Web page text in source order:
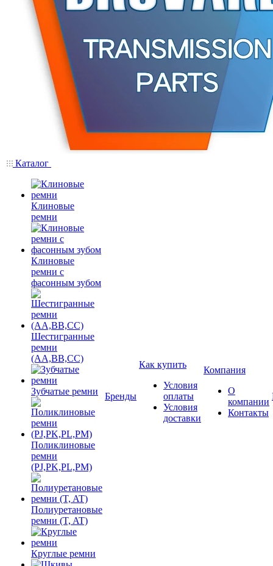
Каталог
Клиновые
ремни
Клиновые
ремни с
фасонным зубом
Шестигранные
ремни
(AA,BB,CC)
Зубчатые ремни
Поликлиновые
ремни
(PJ,PK,PL,PM)
Полиуретановые
ремни (T, AT)
Круглые ремни
Бренды
Как купить
Условия
оплаты
Условия
доставки
Компания
О
компании
Контакты